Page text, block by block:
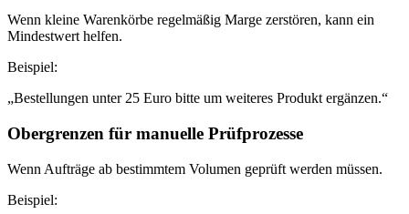
Wenn kleine Warenkörbe regelmäßig Marge zerstören, kann ein
Mindestwert helfen.
Beispiel:
„Bestellungen unter 25 Euro bitte um weiteres Produkt ergänzen.“
Obergrenzen für manuelle Prüfprozesse
Wenn Aufträge ab bestimmtem Volumen geprüft werden müssen.
Beispiel: